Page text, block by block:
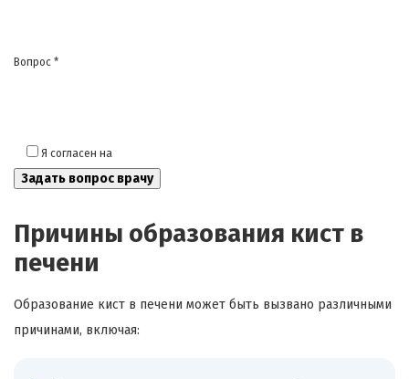
Вопрос *
Я согласен на
Причины образования кист в
печени
Образование кист в печени может быть вызвано различными
причинами, включая: